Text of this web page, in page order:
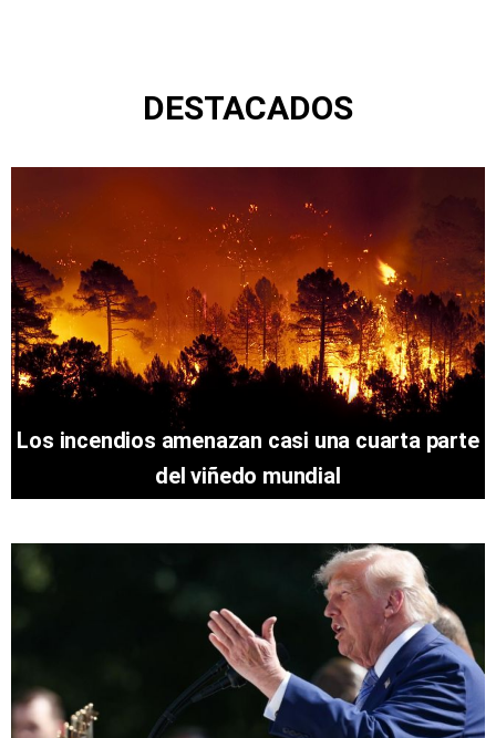
DESTACADOS
Los incendios amenazan casi una cuarta parte
del viñedo mundial